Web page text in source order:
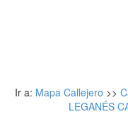
Ir a: Mapa Callejero >>
LEGANÉS